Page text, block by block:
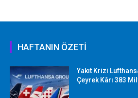
HAFTANIN ÖZETİ
Yakıt Krizi
Çeyrek Kârı 383